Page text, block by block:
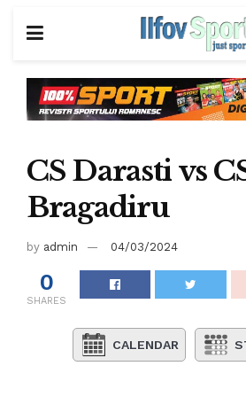
CS Darasti vs
Bragadiru
by admin 04/03/2024
0
SHARES
CALENDAR